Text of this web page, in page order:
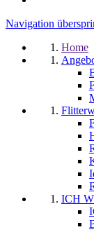
Navigation
Home
ICH